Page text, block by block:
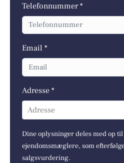
Telefonnummer *
Email *
Adresse *
Adresse
Dine oplysninger deles med op
ejendomsmæglere, som
salgsvurdering.